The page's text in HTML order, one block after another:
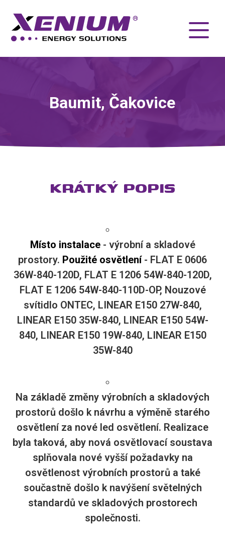
Baumit, Čakovice
KRÁTKÝ POPIS
Místo instalace- výrobní a skladové
prostory. Použité osvětlení- FLAT E 0606
36W-840-120D, FLAT E 1206 54W-840-120D,
FLAT E 1206 54W-840-110D-OP, Nouzové
svítidlo ONTEC, LINEAR E150 27W-840,
LINEAR E150 35W-840, LINEAR E150 54W-
840, LINEAR E150 19W-840, LINEAR E150
35W-840
Na základě změny výrobních a skladových
prostorů došlo k návrhu a výměně starého
osvětlení za nové led osvětlení. Realizace
byla taková, aby nová osvětlovací soustava
splňovala nové vyšší požadavky na
osvětlenost výrobních prostorů a také
součastně došlo k navýšení světelných
standardů ve skladových prostorech
společnosti.